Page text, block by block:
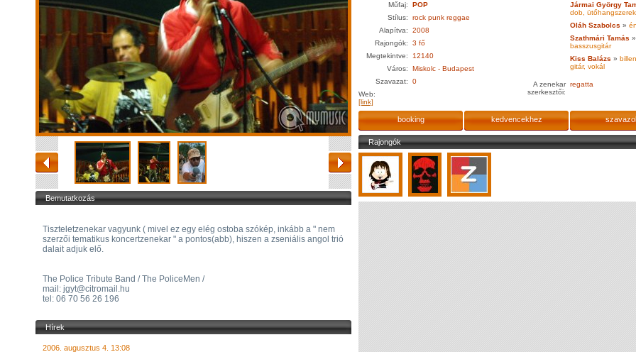
Bemutatkozás
Tiszteletzenekar vagyunk ( mivel ez egy elég ostoba szókép, inkább a " nem
szerzői tematikus koncertzenekar " a pontos(abb), hiszen a zseniális angol trió
dalait adjuk elő.
The Police Tribute Band / The PoliceMen /
mail: jgyt@citromail.hu
tel: 06 70 56 26 196
Hírek
2006. augusztus 4. 13:08
Műfaj:
POP
Stílus:
rock punk reggae
Alapítva:
2008
Rajongók:
3 fő
Megtekintve:
12140
Város:
Miskolc - Budapest
Szavazat:
0
Web:
[link]
Jármai György
dob, ütőhangszerek
Oláh Szabolcs »
Szathmári Tamás »
basszusgitár
Kiss Balázs »
gitár, vokál
A zenekar
szerkesztői:
regatta
booking kedvencekhez
Rajongók